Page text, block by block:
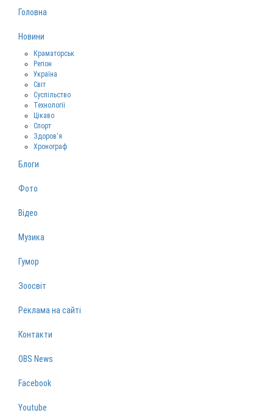
Головна
Новини
Краматорськ
Регіон
Україна
Світ
Суспільство
Технології
Цікаво
Спорт
Здоров‘я
Хронограф
Блоги
Фото
Відео
Музика
Гумор
Зоосвіт
Реклама на сайті
Контакти
OBS News
Facebook
Youtube